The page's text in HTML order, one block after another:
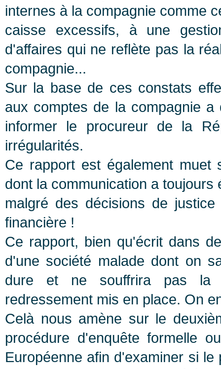
internes à la compagnie comme
caisse excessifs, à une
d'affaires qui ne reflète pas la
compagnie...
Sur la base de ces constats
aux comptes de la compagnie
informer le procureur de la
irrégularités.
Ce rapport est également muet
dont la communication a
malgré des décisions de
financière !
Ce rapport, bien qu'écrit dans
d'une société malade dont on
dure et ne souffrira pas la
redressement mis en place. On
Celà nous amène sur le
procédure d'enquête formelle
Européenne afin d'examiner si